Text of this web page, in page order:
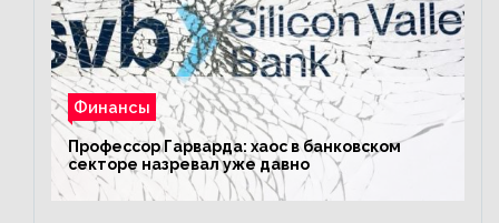
Финансы
Профессор Гарварда: хаос в банковском
секторе назревал уже давно